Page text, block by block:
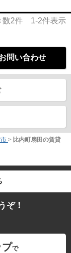
数2件 1-2件表示
問い合わせ
> 比内町扇田の賃貸
ぞ！
プで